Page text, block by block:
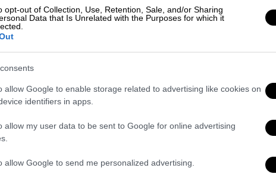
opt-out of Collection, Use, Retention, Sale, and/or Sharing
Data that Is Unrelated with the Purposes for which it
allow Google to enable storage related to advertising like cookies on
identifiers in apps.
allow my user data to be sent to Google for online advertising
allow Google to send me personalized advertising.
Δημητριάδη και η υποκλοπή του
βιβλίου του Τσίπρα
βαθαίνει, και οι απειλές του Πολάκη
για αποκαλύψεις για την Novartis
Πολιτικό Παρασκήνιο|12.11.2025 10:39
αρχαιότερο επάγγελμα στον